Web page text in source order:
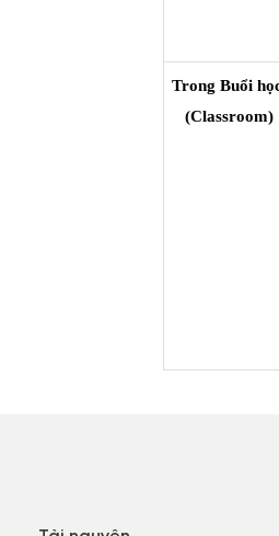
Trong Buổi
(Classroom)